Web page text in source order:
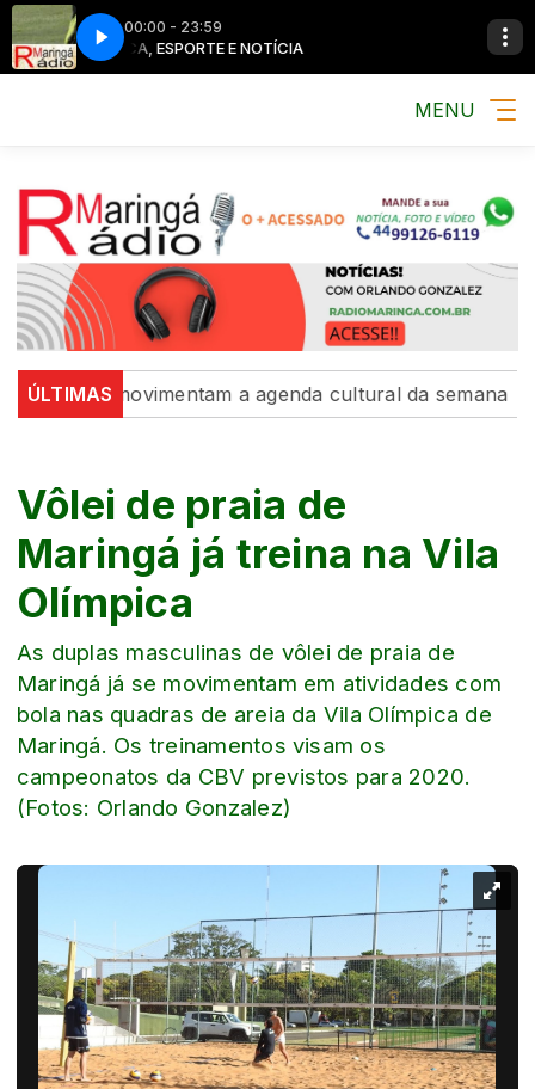
00:00 - 23:59
MÚSICA, ESPORTE E NOTÍCIA
MENU
ÚLTIMASmovimentam a agenda cultural da semana
Vôlei de praia de
Maringá já treina na Vila
Olímpica
As duplas masculinas de vôlei de praia de
Maringá já se movimentam em atividades com
bola nas quadras de areia da Vila Olímpica de
Maringá. Os treinamentos visam os
campeonatos da CBV previstos para 2020.
(Fotos: Orlando Gonzalez)